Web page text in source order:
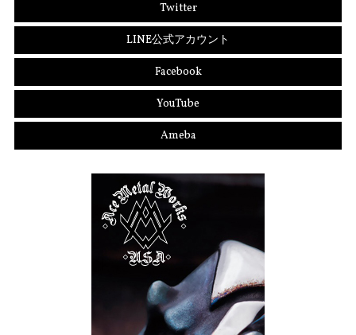
Twitter
LINE公式アカウント
Facebook
YouTube
Ameba